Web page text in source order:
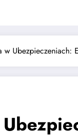
w Ubezpieczeniach: